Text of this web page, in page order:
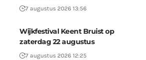
7 augustus 2026 13:56
Wijkfestival Keent Bruist op
zaterdag 22 augustus
7 augustus 2026 12:25